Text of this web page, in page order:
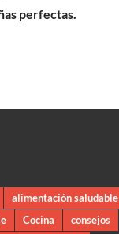
perfectas.
alimentación saludable
Cocina
consejos